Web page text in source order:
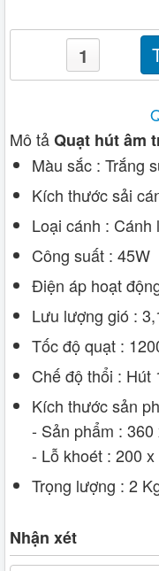
Mô tảQuạt hút âm
Màu sắc : Trắng
Kích thước sải
Loại cánh : Cánh
Công suất : 45W
Điện áp hoạt
Lưu lượng gió :
Tốc độ quạt :
Chế độ thổi : Hút
Kích thước sản
- Sản phẩm :
- Lỗ khoét : 200
Trọng lượng : 2
Nhận xét